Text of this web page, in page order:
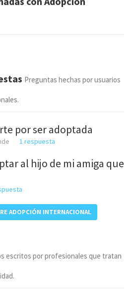
Preguntas hechas por usuarios
por ser adoptada
1 respuesta
al hijo de mi amiga que
ADOPCIÓN INTERNACIONAL
escritos por profesionales que tratan